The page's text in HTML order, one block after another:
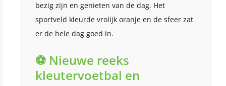
bezig zijn en genieten van de dag. Het
sportveld kleurde vrolijk oranje en de sfeer zat
er de hele dag goed in.
⚽ Nieuwe reeks
kleutervoetbal en